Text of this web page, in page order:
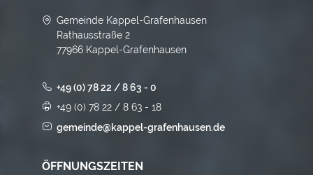
Gemeinde Kappel-Grafenhausen
Rathausstraße 2
77966 Kappel-Grafenhausen
+49 (0) 78 22 / 8 63 - 0
+49 (0) 78 22 / 8 63 - 18
gemeinde@kappel-grafenhausen.de
ÖFFNUNGSZEITEN